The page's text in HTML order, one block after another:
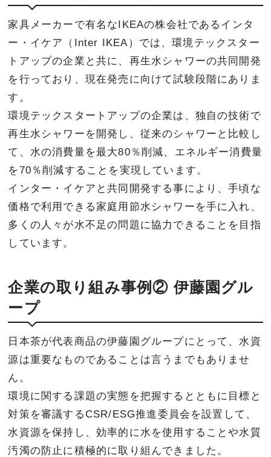
家具メーカーで有名なIKEAの株会社であるインタ
ー・イケア（Inter IKEA）では、環境テックスター
トアップの企業と共に、再生水シャワーの共同開発
を行っており、現在発売に向けて試験段階にありま
す。
環境テックスタートアップの企業は、独自の技術で
再生水シャワーを開発し、従来のシャワーと比較し
て、水の消費量を最大80％削減、エネルギー消費量
を70％削減することを実現しています。
インター・イケアと共同開発する事により、手頃な
価格で利用できる家庭用節水シャワーを手に入れ、
多くの人々が水不足の問題に協力できることを目指
しています。
企業の取り組み事例② 伊藤園グル
ープ
日本茶が代表商品の伊藤園グループにとって、水資
源は重要なものであることは言うまでもありませ
ん。
環境に関する課題の実態を把握するとともに目標と
対策を審議するCSR/ESG推進委員会を設置して、
水資源を保持し、効率的に水を使用することや水質
汚濁の防止に積極的に取り組んできました。